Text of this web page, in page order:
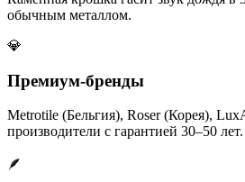
обычным металлом.
💎
Премиум-бренды
Metrotile (Бельгия), Roser (Корея),
производители с гарантией 30–50 лет.
🪶